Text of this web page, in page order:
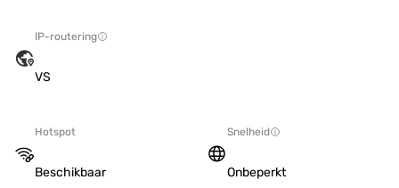
IP-routering
VS
Hotspot
Beschikbaar
Snelheid
Onbeperkt